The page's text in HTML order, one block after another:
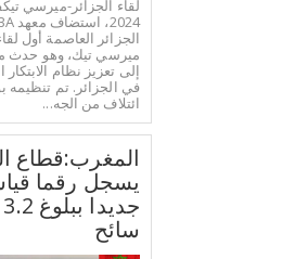
الجزائر العاصمة أول
ميرسي تيك، وهو حدث
إلى تعزيز نظام الابتكار
في الجزائر. تم تنظيمه
ائتلاف من الجه...
المغرب:قطاع
يسجل رقما
سائح